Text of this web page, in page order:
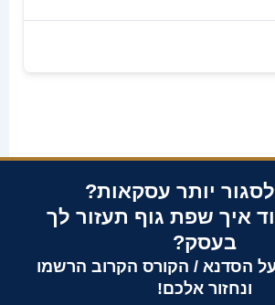
יותר עסקאות?
איך שפת גוף תעזור לך
בעסק?
הסדנא / הקורס הקרוב הרשמו
ונחזור אלכם!